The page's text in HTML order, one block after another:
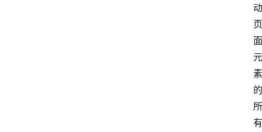
动
页
面
元
素
的
所
有